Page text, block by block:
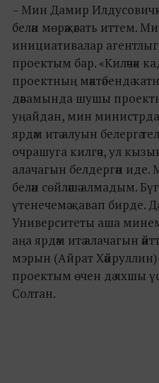
– Мин Дамир
белән мөрәҗәгать иттем.
инициативалар
проектым бар. «Киләчәк
проектның мәктәбендә
дәвамында шушы
уңайдан, мин
ярдәм итә алуын белергә
очрашуга килгәч, ул
алачагын белдергән
белән сөйләшә алмадым.
үтенечемә җавап бирде.
Университеты аша
аңа ярдәм итә алачагын
мэрын (Айрат Хәйруллин)
проектым өчен дә яхшы
Солтан.